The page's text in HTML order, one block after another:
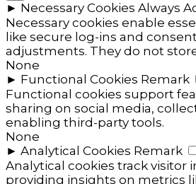
► Necessary Cookies Always
Necessary cookies enable
like secure log-ins and
adjustments. They do not
None
► Functional Cookies Remark
Functional cookies support
sharing on social media,
enabling third-party tools.
None
► Analytical Cookies Remark
Analytical cookies track visitor
providing insights on metrics